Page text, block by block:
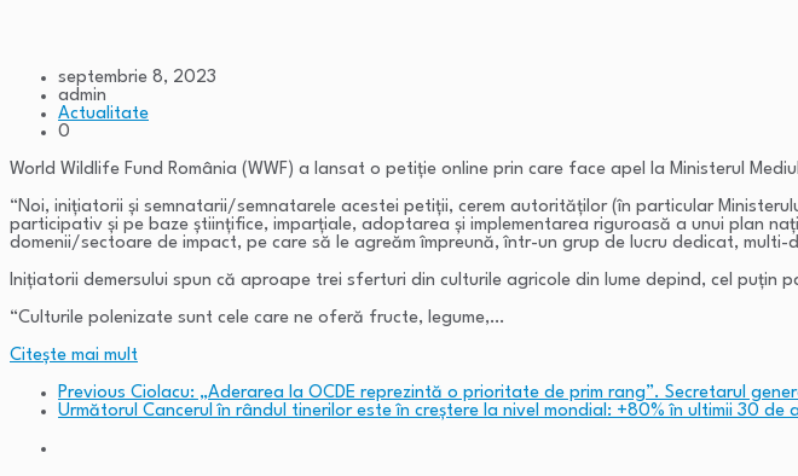
septembrie 8, 2023
admin
Actualitate
0
World Wildlife Fund România (WWF) a lansat o petiție online prin care face apel la Ministerul
“Noi, inițiatorii și semnatarii/semnatarele acestei petiții, cerem autorităților (în particular
participativ și pe baze științifice, imparțiale, adoptarea și implementarea riguroasă a unui plan
domenii/sectoare de impact, pe care să le agreăm împreună, într-un grup de lucru dedicat, multi-
Inițiatorii demersului spun că aproape trei sferturi din culturile agricole din lume depind, cel puțin
“Culturile polenizate sunt cele care ne oferă fructe, legume,…
Citeşte mai mult
Previous Ciolacu: „Aderarea la OCDE reprezintă o prioritate de prim rang”. Secretarul
Următorul Cancerul în rândul tinerilor este în creștere la nivel mondial: +80% în ultimii 30 de